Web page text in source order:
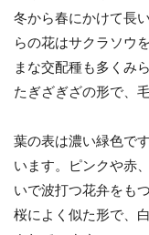
冬から春にかけて長
らの花はサクラソウ
まな交配種も多くみ
たぎざぎざの形で、
葉の表は濃い緑色で
います。ピンクや赤
いで波打つ花弁をも
桜によく似た形で、